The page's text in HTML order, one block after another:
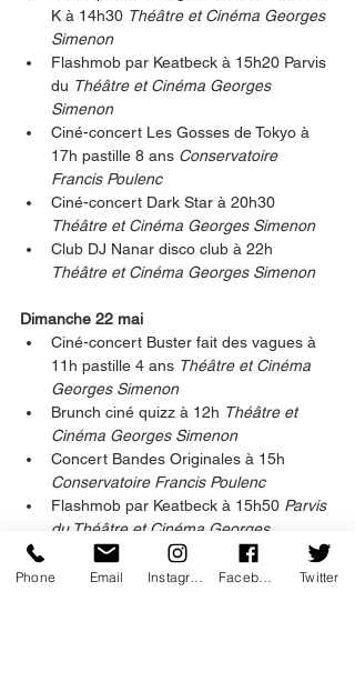
K à 14h30 Théâtre et Cinéma Georges
Simenon
Flashmob par Keatbeck à 15h20 Parvis
du Théâtre et Cinéma Georges
Simenon
Ciné-concert Les Gosses de Tokyo à
17h pastille 8 ans Conservatoire
Francis Poulenc
Ciné-concert Dark Star à 20h30
Théâtre et Cinéma Georges Simenon
Club DJ Nanar disco club à 22h
Théâtre et Cinéma Georges Simenon
Dimanche 22 mai
Ciné-concert Buster fait des vagues à
11h pastille 4 ans Théâtre et Cinéma
Georges Simenon
Brunch ciné quizz à 12h Théâtre et
Cinéma Georges Simenon
Concert Bandes Originales à 15h
Conservatoire Francis Poulenc
Flashmob par Keatbeck à 15h50 Parvis
du Théâtre et Cinéma Georges
Simenon
Ciné-concert Le Petit fugitif à 17h
Phone Email Twitter